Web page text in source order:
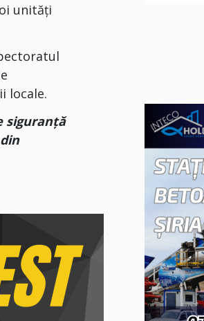
unități
locale.
siguranță